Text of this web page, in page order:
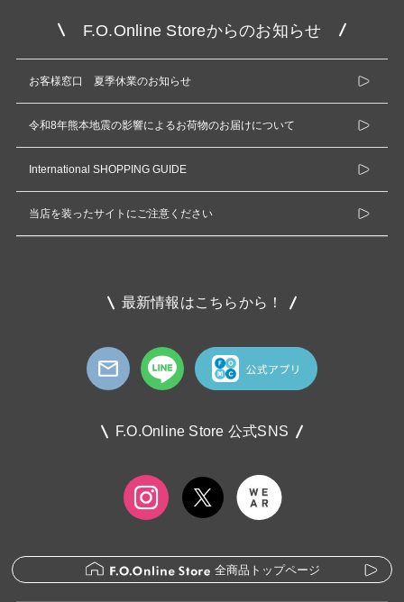
F.O.Online Storeからのお知らせ
お客様窓口 夏季休業のお知らせ
令和8年熊本地震の影響によるお荷物のお届けについて
International SHOPPING GUIDE
当店を装ったサイトにご注意ください
最新情報はこちらから！
F.O.Online Store 公式SNS
全商品トップページ